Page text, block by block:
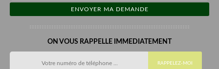
ON VOUS RAPPELLE IMMEDIATEMENT